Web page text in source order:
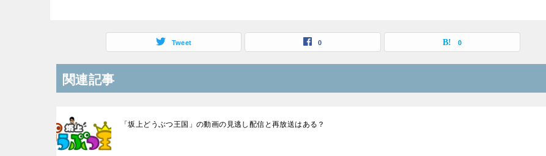
Tweet 0 0
関連記事
「坂上どうぶつ王国」の動画の見逃し配信と再放送はある？